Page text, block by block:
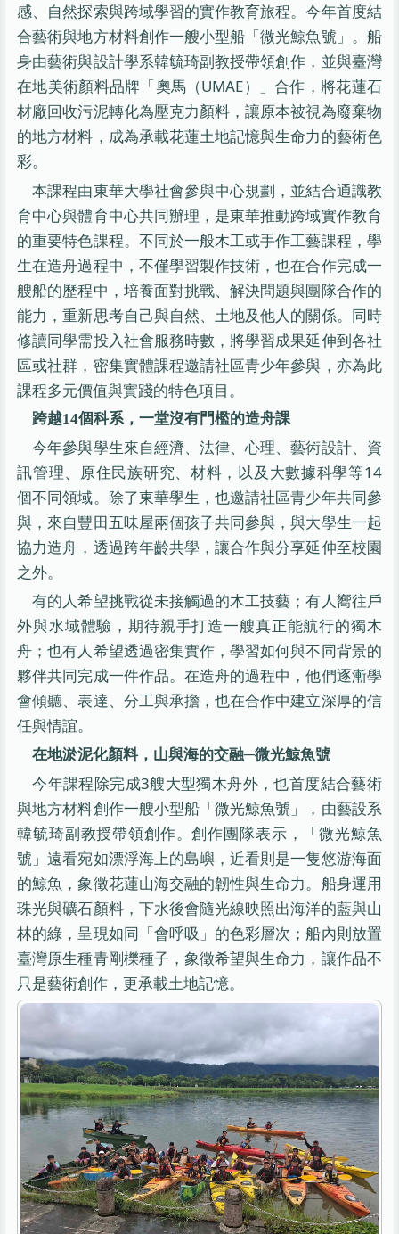
感、自然探索與跨域學習的實作教育旅程。今年首度結
合藝術與地方材料創作一艘小型船「微光鯨魚號」。船
身由藝術與設計學系韓毓琦副教授帶領創作，並與臺灣
在地美術顏料品牌「奧馬（UMAE）」合作，將花蓮石
材廠回收污泥轉化為壓克力顏料，讓原本被視為廢棄物
的地方材料，成為承載花蓮土地記憶與生命力的藝術色
彩。
本課程由東華大學社會參與中心規劃，並結合通識教
育中心與體育中心共同辦理，是東華推動跨域實作教育
的重要特色課程。不同於一般木工或手作工藝課程，學
生在造舟過程中，不僅學習製作技術，也在合作完成一
艘船的歷程中，培養面對挑戰、解決問題與團隊合作的
能力，重新思考自己與自然、土地及他人的關係。同時
修讀同學需投入社會服務時數，將學習成果延伸到各社
區或社群，密集實體課程邀請社區青少年參與，亦為此
課程多元價值與實踐的特色項目。
跨越14個科系，一堂沒有門檻的造舟課
今年參與學生來自經濟、法律、心理、藝術設計、資
訊管理、原住民族研究、材料，以及大數據科學等14
個不同領域。除了東華學生，也邀請社區青少年共同參
與，來自豐田五味屋兩個孩子共同參與，與大學生一起
協力造舟，透過跨年齡共學，讓合作與分享延伸至校園
之外。
有的人希望挑戰從未接觸過的木工技藝；有人嚮往戶
外與水域體驗，期待親手打造一艘真正能航行的獨木
舟；也有人希望透過密集實作，學習如何與不同背景的
夥伴共同完成一件作品。在造舟的過程中，他們逐漸學
會傾聽、表達、分工與承擔，也在合作中建立深厚的信
任與情誼。
在地淤泥化顏料，山與海的交融─微光鯨魚號
今年課程除完成3艘大型獨木舟外，也首度結合藝術
與地方材料創作一艘小型船「微光鯨魚號」，由藝設系
韓毓琦副教授帶領創作。創作團隊表示，「微光鯨魚
號」遠看宛如漂浮海上的島嶼，近看則是一隻悠游海面
的鯨魚，象徵花蓮山海交融的韌性與生命力。船身運用
珠光與礦石顏料，下水後會隨光線映照出海洋的藍與山
林的綠，呈現如同「會呼吸」的色彩層次；船內則放置
臺灣原生種青剛櫟種子，象徵希望與生命力，讓作品不
只是藝術創作，更承載土地記憶。